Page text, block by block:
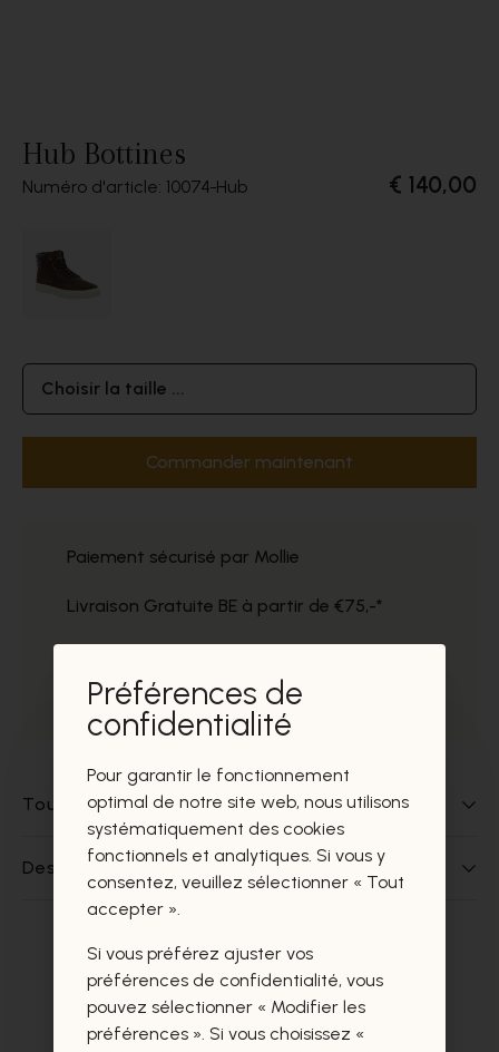
Hub Bottines
Numéro d'article: 10074 Hub € 140,00
Choisir la taille ...
Commander maintenant
Paiement sécurisé par Mollie
Livraison Gratuite BE à partir de €75,-*
Prélèvement gratuit dans nos magasins
Tout sur ce produit
Des questions sur ce produit?
Ces produits vous intéresseront
certainement aussi.
Préférences de
confidentialité
Pour garantir le fonctionnement
optimal de notre site web, nous utilisons
systématiquement des cookies
fonctionnels et analytiques. Si vous y
consentez, veuillez sélectionner « Tout
accepter ».
Si vous préférez ajuster vos
préférences de confidentialité, vous
pouvez sélectionner « Modifier les
préférences ». Si vous choisissez «